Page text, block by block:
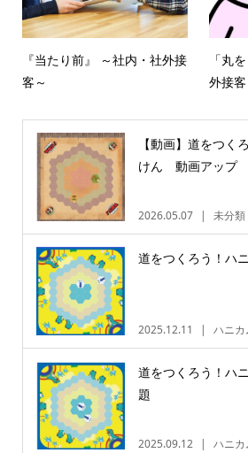
『当たり前』 ～社内・社外接
客～
「丸
外接客
【動画】道をつく
けん 動画アップ
2026.05.07 未分類
道をつくろう！ハ
2025.12.11 ハニカ
道をつくろう！ハ
題
2025.09.12 ハニカ